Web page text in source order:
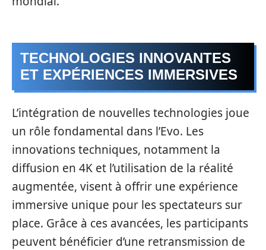
TECHNOLOGIES INNOVANTES
ET EXPÉRIENCES IMMERSIVES
L’intégration de nouvelles technologies joue
un rôle fondamental dans l’Evo. Les
innovations techniques, notamment la
diffusion en 4K et l’utilisation de la réalité
augmentée, visent à offrir une expérience
immersive unique pour les spectateurs sur
place. Grâce à ces avancées, les participants
peuvent bénéficier d’une retransmission de